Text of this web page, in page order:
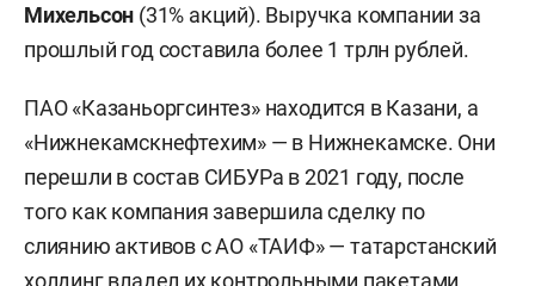
Михельсон (31% акций). Выручка компании за
прошлый год составила более 1 трлн рублей.
ПАО «Казаньоргсинтез» находится в Казани, а
«Нижнекамскнефтехим» — в Нижнекамске. Они
перешли в состав СИБУРа в 2021 году, после
того как компания завершила сделку по
слиянию активов с АО «ТАИФ» — татарстанский
холдинг владел их контрольными пакетами